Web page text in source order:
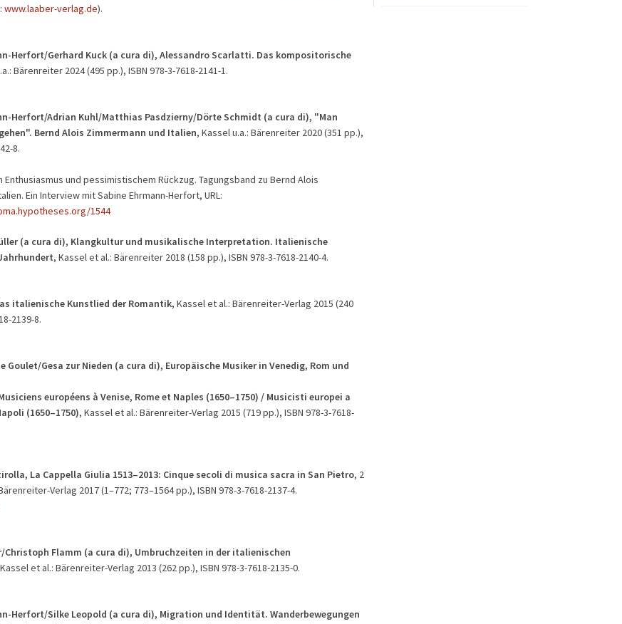
www.laaber-verlag.de).
Herfort/Gerhard Kuck (a cura di), Alessandro Scarlatti. Das kompositorische
Bärenreiter 2024 (495 pp.), ISBN 978-3-7618-2141-1.
Herfort/Adrian Kuhl/Matthias Pasdzierny/Dörte Schmidt (a cura di), "Man
Bernd Alois Zimmermann und Italien, Kassel u.a.: Bärenreiter 2020 (351 pp.),
8.
Enthusiasmus und pessimistischem Rückzug. Tagungsband zu Bernd Alois
Ein Interview mit Sabine Ehrmann-Herfort, URL:
1544
(a cura di), Klangkultur und musikalische Interpretation. Italienische
, Kassel et al.: Bärenreiter 2018 (158 pp.), ISBN 978-3-7618-2140-4.
italienische Kunstlied der Romantik, Kassel et al.: Bärenreiter-Verlag 2015 (240
2139-8.
Goulet/Gesa zur Nieden (a cura di), Europäische Musiker in Venedig, Rom und
européens à Venise, Rome et Naples (1650–1750) / Musicisti europei a
(1650–1750), Kassel et al.: Bärenreiter-Verlag 2015 (719 pp.), ISBN 978-3-7618-
La Cappella Giulia 1513–2013: Cinque secoli di musica sacra in San Pietro, 2
Verlag 2017 (1–772; 773–1564 pp.), ISBN 978-3-7618-2137-4.
Christoph Flamm (a cura di), Umbruchzeiten in der italienischen
et al.: Bärenreiter-Verlag 2013 (262 pp.), ISBN 978-3-7618-2135-0.
Herfort/Silke Leopold (a cura di), Migration und Identität. Wanderbewegungen